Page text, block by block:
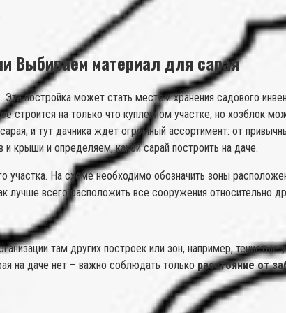
Выбираем материал для сарая
постройка может стать местом хранения садового
строится на только что купленном участке, но хозблок
и тут дачника ждет огромный ассортимент: от
крыши и определяем, какой сарай построить на даче.
участка. На схеме необходимо обозначить зоны
лучше всего расположить все сооружения относительно
там других построек или зон, например, тенистые
на даче нет – важно соблюдать только расстояние от